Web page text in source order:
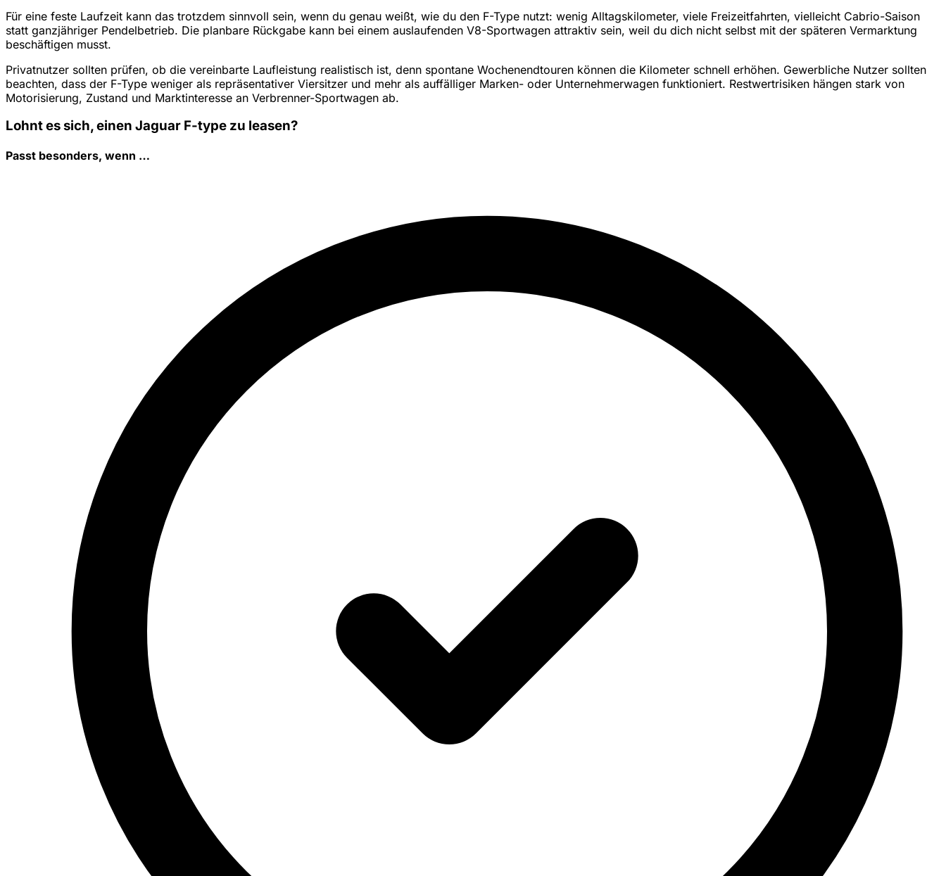
Für eine feste Laufzeit kann das trotzdem sinnvoll sein, wenn du genau weißt, wie du den F-Type nutzt: wenig Alltagskilometer, viele Freizeitfahrten, vielleicht Cabrio-Saison
statt ganzjähriger Pendelbetrieb. Die planbare Rückgabe kann bei einem auslaufenden V8-Sportwagen attraktiv sein, weil du dich nicht selbst mit der späteren Vermarktung
beschäftigen musst.
Privatnutzer sollten prüfen, ob die vereinbarte Laufleistung realistisch ist, denn spontane Wochenendtouren können die Kilometer schnell erhöhen. Gewerbliche Nutzer sollten
beachten, dass der F-Type weniger als repräsentativer Viersitzer und mehr als auffälliger Marken- oder Unternehmerwagen funktioniert. Restwertrisiken hängen stark von
Motorisierung, Zustand und Marktinteresse an Verbrenner-Sportwagen ab.
Lohnt es sich, einen Jaguar F-type zu leasen?
Passt besonders, wenn …